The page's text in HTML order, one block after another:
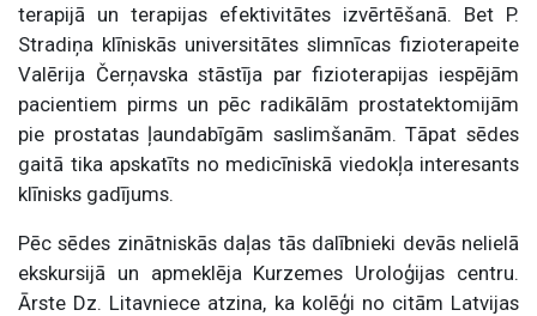
terapijā un terapijas efektivitātes izvērtēšanā. Bet P.
Stradiņa klīniskās universitātes slimnīcas fizioterapeite
Valērija Čerņavska stāstīja par fizioterapijas iespējām
pacientiem pirms un pēc radikālām prostatektomijām
pie prostatas ļaundabīgām saslimšanām. Tāpat sēdes
gaitā tika apskatīts no medicīniskā viedokļa interesants
klīnisks gadījums.
Pēc sēdes zinātniskās daļas tās dalībnieki devās nelielā
ekskursijā un apmeklēja Kurzemes Uroloģijas centru.
Ārste Dz. Litavniece atzina, ka kolēģi no citām Latvijas